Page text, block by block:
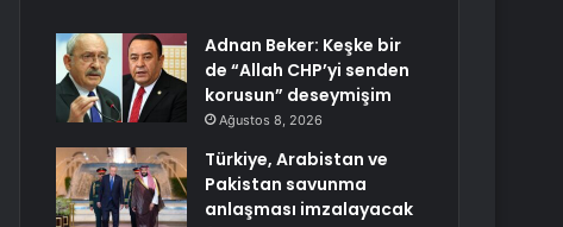
Adnan Beker: Keşke bir
de “Allah CHP’yi senden
korusun” deseymişim
Ağustos 8, 2026
Türkiye, Arabistan ve
Pakistan savunma
anlaşması imzalayacak